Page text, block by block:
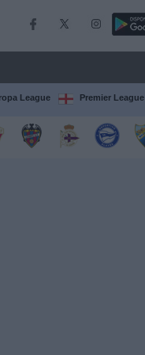
League Premier League